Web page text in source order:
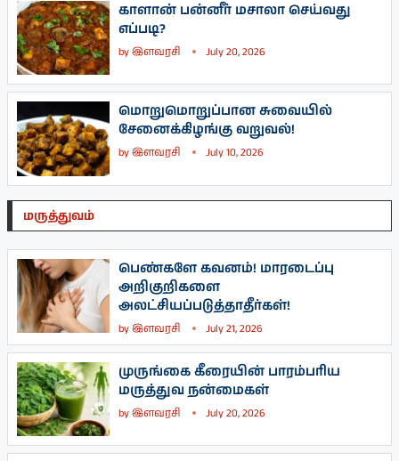
காளான் பன்னீர் மசாலா செய்வது
எப்படி?
byஇளவரசி July 20, 2026
மொறுமொறுப்பான சுவையில்
சேனைக்கிழங்கு வறுவல்!
byஇளவரசி July 10, 2026
மருத்துவம்
பெண்களே கவனம்! மாரடைப்பு
அறிகுறிகளை
அலட்சியப்படுத்தாதீர்கள்!
byஇளவரசி July 21, 2026
முருங்கை கீரையின் பாரம்பரிய
மருத்துவ நன்மைகள்
byஇளவரசி July 20, 2026